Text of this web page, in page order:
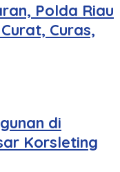
Polda Riau
Curas,
di
Korsleting